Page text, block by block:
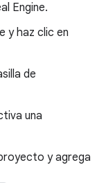
Engine.
y haz clic en
de
una
y agrega